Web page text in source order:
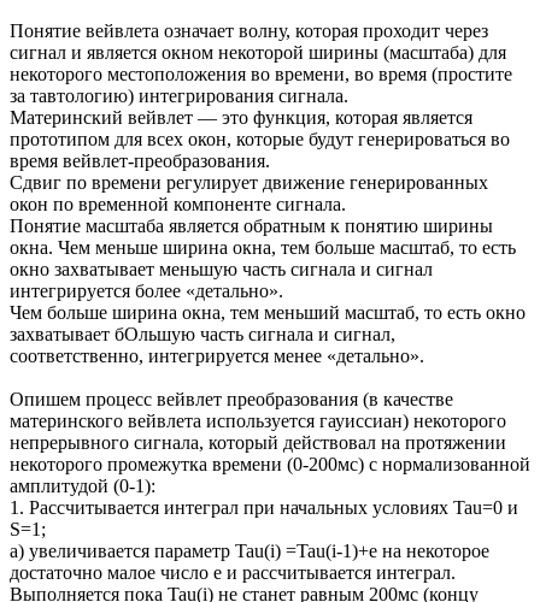
Понятие вейвлета означает волну, которая проходит через
сигнал и является окном некоторой ширины (масштаба) для
некоторого местоположения во времени, во время (простите
за тавтологию) интегрирования сигнала.
Материнский вейвлет — это функция, которая является
прототипом для всех окон, которые будут генерироваться во
время вейвлет-преобразования.
Сдвиг по времени регулирует движение генерированных
окон по временной компоненте сигнала.
Понятие масштаба является обратным к понятию ширины
окна. Чем меньше ширина окна, тем больше масштаб, то есть
окно захватывает меньшую часть сигнала и сигнал
интегрируется более «детально».
Чем больше ширина окна, тем меньший масштаб, то есть окно
захватывает бОльшую часть сигнала и сигнал,
соответственно, интегрируется менее «детально».
Опишем процесс вейвлет преобразования (в качестве
материнского вейвлета используется гауиссиан) некоторого
непрерывного сигнала, который действовал на протяжении
некоторого промежутка времени (0-200мс) с нормализованной
амплитудой (0-1):
1. Рассчитывается интеграл при начальных условиях Tau=0 и
S=1;
а) увеличивается параметр Tau(i) =Tau(i-1)+e на некоторое
достаточно малое число e и рассчитывается интеграл.
Выполняется пока Tau(i) не станет равным 200мс (концу